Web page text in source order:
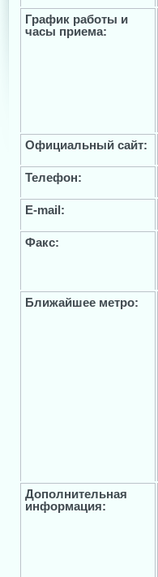
График работы и
часы приема:
Официальный сайт:
Телефон:
E-mail:
Факс:
Ближайшее метро:
Дополнительная
информация: